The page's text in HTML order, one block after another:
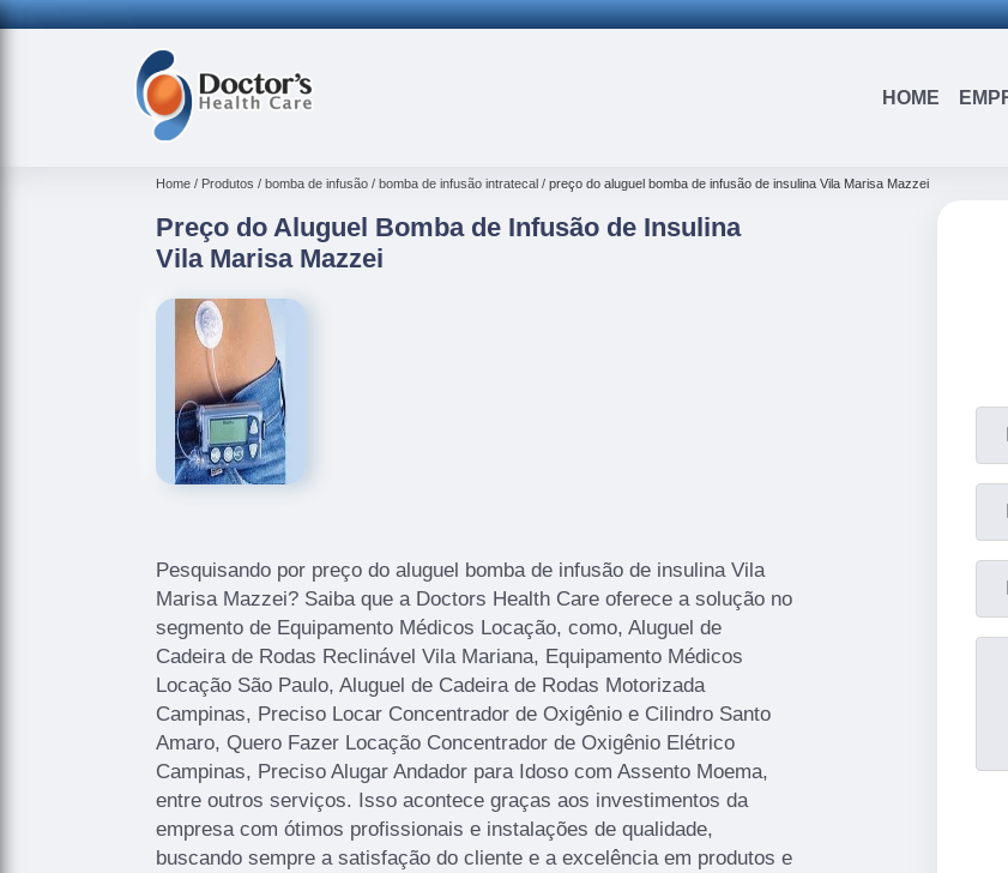
(15)3326-9334 (15)99109-
HOME
Home Produtos bomba de infusão bomba de infusão intratecal preço do aluguel bomba de infusão de insulina Vila Marisa Mazzei
Preço do Aluguel Bomba de Infusão de Insulina
Vila Marisa Mazzei
Pesquisando por preço do aluguel bomba de infusão de insulina Vila
Marisa Mazzei? Saiba que a Doctors Health Care oferece a solução no
segmento de Equipamento Médicos Locação, como, Aluguel de
Cadeira de Rodas Reclinável Vila Mariana, Equipamento Médicos
Locação São Paulo, Aluguel de Cadeira de Rodas Motorizada
Campinas, Preciso Locar Concentrador de Oxigênio e Cilindro Santo
Amaro, Quero Fazer Locação Concentrador de Oxigênio Elétrico
Campinas, Preciso Alugar Andador para Idoso com Assento Moema,
entre outros serviços. Isso acontece graças aos investimentos da
empresa com ótimos profissionais e instalações de qualidade,
buscando sempre a satisfação do cliente e a excelência em produtos e